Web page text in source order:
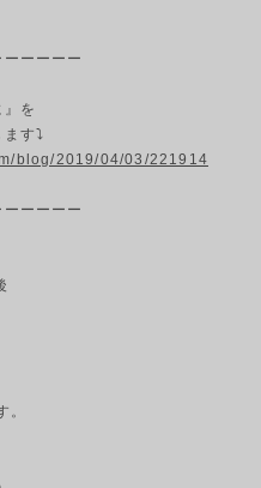
ーーーー
』を
ます⤵
blog/2019/04/03/221914
ーーーー
。